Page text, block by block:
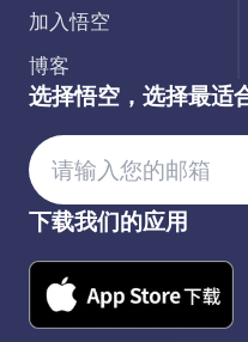
加入悟空
博客
选择悟空，选择最适
下载我们的应用